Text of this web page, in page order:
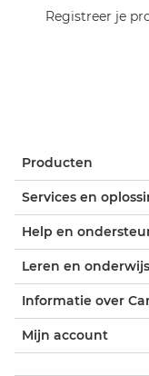
Registreer je
Producten
Services en
Help en
Leren en onderwijs
Informatie over
Mijn account